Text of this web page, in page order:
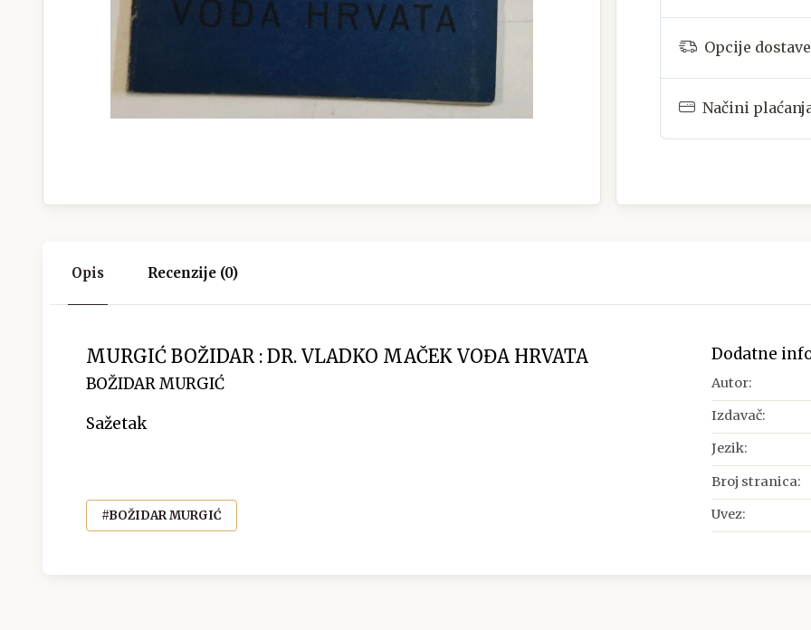
Opcije dostave
Načini
Opis Recenzije (0)
MURGIĆ BOŽIDAR : DR. VLADKO MAČEK VOĐA HRVATA
BOŽIDAR MURGIĆ
Sažetak
#BOŽIDAR MURGIĆ
Dodatne
Autor:
Izdavač:
Jezik:
Broj stranica:
Uvez: